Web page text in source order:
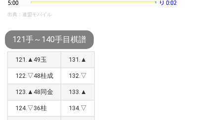
出典：連盟モバイル
121手～140手目棋譜
121.▲49玉 131.▲
122.▽48桂成 132.▽
123.▲48同金 133.▲
124.▽36桂 134.▽